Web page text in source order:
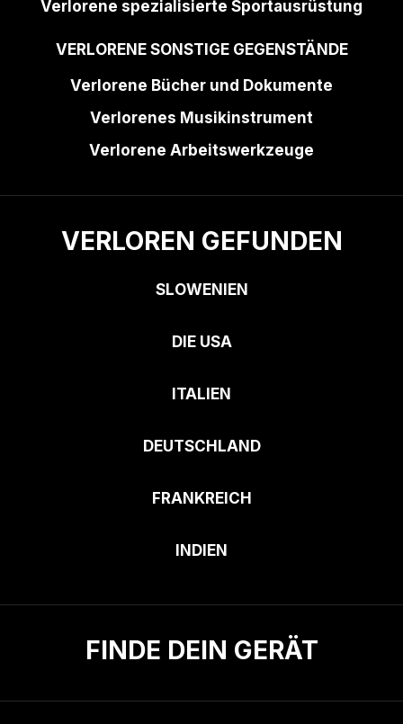
Verlorene spezialisierte Sportausrüstung
VERLORENE SONSTIGE GEGENSTÄNDE
Verlorene Bücher und Dokumente
Verlorenes Musikinstrument
Verlorene Arbeitswerkzeuge
VERLOREN GEFUNDEN
SLOWENIEN
DIE USA
ITALIEN
DEUTSCHLAND
FRANKREICH
INDIEN
FINDE DEIN GERÄT